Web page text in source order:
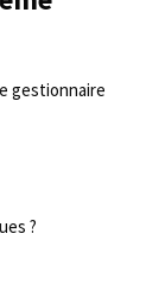
gestionnaire
?